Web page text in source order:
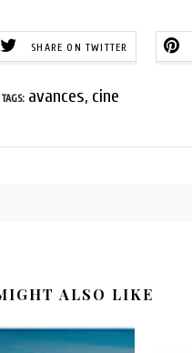
SHARE ON TWITTER
TAGS: avances, cine
ALSO LIKE